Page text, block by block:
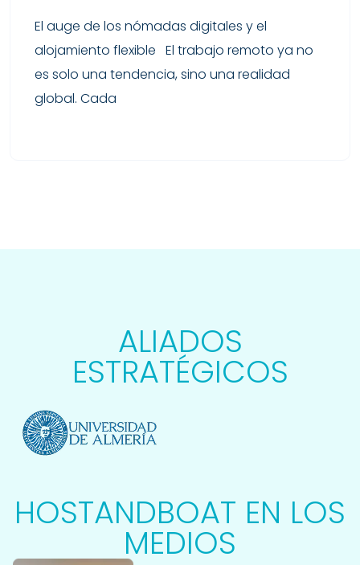
El auge de los nómadas digitales y el
alojamiento flexible El trabajo remoto ya no
es solo una tendencia, sino una realidad
global. Cada
ALIADOS
ESTRATÉGICOS
HOSTANDBOAT EN LOS
MEDIOS